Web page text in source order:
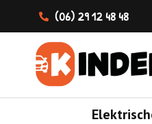
(06) 29 12 48 48